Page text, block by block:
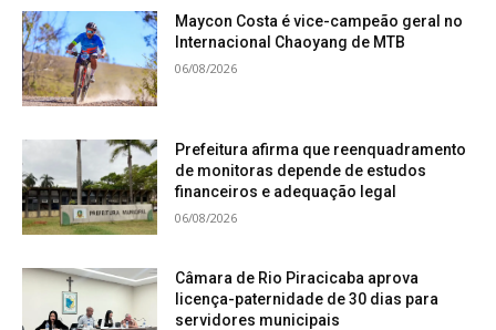
Maycon Costa é vice-campeão geral no
Internacional Chaoyang de MTB
06/08/2026
Prefeitura afirma que reenquadramento
de monitoras depende de estudos
financeiros e adequação legal
06/08/2026
Câmara de Rio Piracicaba aprova
licença-paternidade de 30 dias para
servidores municipais